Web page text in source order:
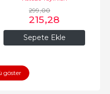
Sepete Ekle
299,00
215,28
göster